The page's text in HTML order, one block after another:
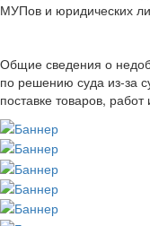
МУПов и юридических
Общие сведения о
по решению суда из-за
поставке товаров,